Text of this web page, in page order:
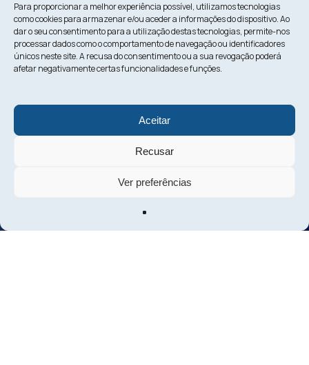
Para proporcionar a melhor experiência possível, utilizamos tecnologias
como cookies para armazenar e/ou aceder a informações do dispositivo. Ao
dar o seu consentimento para a utilização destas tecnologias, permite-nos
processar dados como o comportamento de navegação ou identificadores
únicos neste site. A recusa do consentimento ou a sua revogação poderá
afetar negativamente certas funcionalidades e funções.
Aceitar
Recusar
Ver preferências